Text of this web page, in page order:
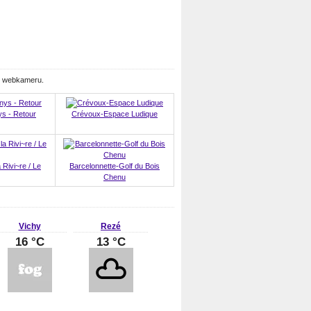
- Retour Crévoux-Espace Ludique
Rivi~re / Le
Barcelonnette-Golf du Bois
Chenu
Vichy
16 °C
Rezé
13 °C